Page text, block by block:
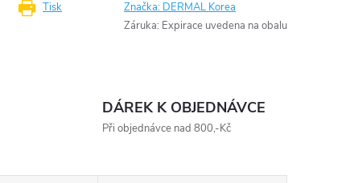
Tisk Značka: DERMAL Korea
Záruka: Expirace uvedena na obalu
DÁREK K OBJEDNÁVCE
Při objednávce nad 800,-Kč